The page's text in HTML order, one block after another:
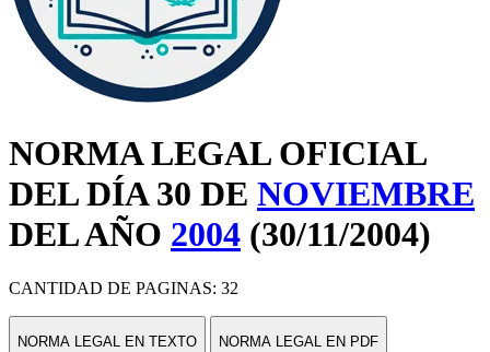
NORMA LEGAL OFICIAL
DEL DÍA 30 DE NOVIEMBRE
DEL AÑO 2004 (30/11/2004)
CANTIDAD DE PAGINAS: 32
NORMA LEGAL EN TEXTO NORMA LEGAL EN PDF